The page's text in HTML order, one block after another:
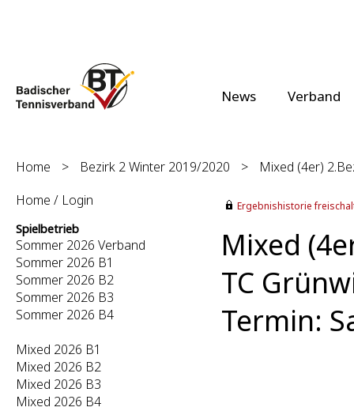
News Verband
Home > Bezirk 2 Winter 2019/2020 >
Mixed (4er)
Home / Login
Spielbetrieb
Sommer 2026 Verband
Sommer 2026 B1
Sommer 2026 B2
Sommer 2026 B3
Sommer 2026 B4
Mixed 2026 B1
Mixed 2026 B2
Mixed 2026 B3
Mixed 2026 B4
Ergebnishistorie
Mixed
TC
Termin: